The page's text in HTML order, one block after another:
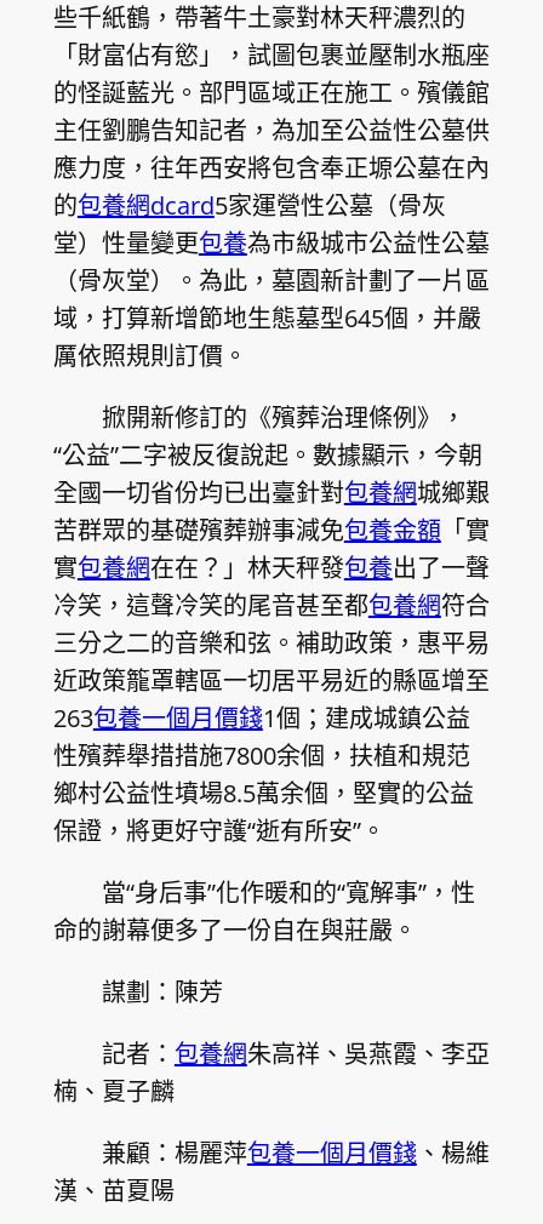
些千紙鶴，帶著牛土豪對林天秤濃烈的
「財富佔有慾」，試圖包裹並壓制水瓶座
的怪誕藍光。部門區域正在施工。殯儀館
主任劉鵬告知記者，為加至公益性公墓供
應力度，往年西安將包含奉正塬公墓在內
的包養網dcard5家運營性公墓（骨灰
堂）性量變更包養為市級城市公益性公墓
（骨灰堂）。為此，墓園新計劃了一片區
域，打算新增節地生態墓型645個，并嚴
厲依照規則訂價。
掀開新修訂的《殯葬治理條例》，
“公益”二字被反復說起。數據顯示，今朝
全國一切省份均已出臺針對包養網城鄉艱
苦群眾的基礎殯葬辦事減免包養金額 「實
實包養網在在？」林天秤發包養出了一聲
冷笑，這聲冷笑的尾音甚至都包養網符合
三分之二的音樂和弦。補助政策，惠平易
近政策籠罩轄區一切居平易近的縣區增至
263包養一個月價錢1個；建成城鎮公益
性殯葬舉措措施7800余個，扶植和規范
鄉村公益性墳場8.5萬余個，堅實的公益
保證，將更好守護“逝有所安”。
當“身后事”化作暖和的“寬解事”，性
命的謝幕便多了一份自在與莊嚴。
謀劃：陳芳
記者： 包養網朱高祥、吳燕霞、李亞
楠、夏子麟
兼顧：楊麗萍包養一個月價錢、楊維
漢、苗夏陽